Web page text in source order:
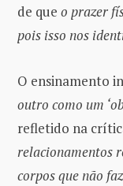
de que o prazer
pois isso nos
O ensinamento
outro como um
refletido na
relacionamentos
corpos que não